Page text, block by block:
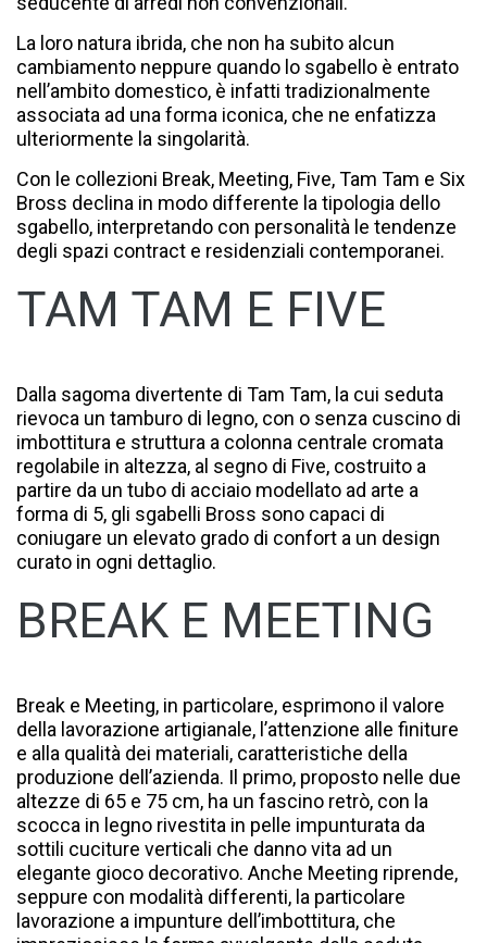
La loro natura ibrida, che non ha subito alcun
cambiamento neppure quando lo sgabello è entrato
nell’ambito domestico, è infatti tradizionalmente
associata ad una forma iconica, che ne enfatizza
ulteriormente la singolarità.
Con le collezioni Break, Meeting, Five, Tam Tam e Six
Bross declina in modo differente la tipologia dello
sgabello, interpretando con personalità le tendenze
degli spazi contract e residenziali contemporanei.
TAM TAM E FIVE
Dalla sagoma divertente di Tam Tam, la cui seduta
rievoca un tamburo di legno, con o senza cuscino di
imbottitura e struttura a colonna centrale cromata
regolabile in altezza, al segno di Five, costruito a
partire da un tubo di acciaio modellato ad arte a
forma di 5, gli sgabelli Bross sono capaci di
coniugare un elevato grado di confort a un design
curato in ogni dettaglio.
BREAK E MEETING
Break e Meeting, in particolare, esprimono il valore
della lavorazione artigianale, l’attenzione alle finiture
e alla qualità dei materiali, caratteristiche della
produzione dell’azienda. Il primo, proposto nelle due
altezze di 65 e 75 cm, ha un fascino retrò, con la
scocca in legno rivestita in pelle impunturata da
sottili cuciture verticali che danno vita ad un
elegante gioco decorativo. Anche Meeting riprende,
seppure con modalità differenti, la particolare
lavorazione a impunture dell’imbottitura, che